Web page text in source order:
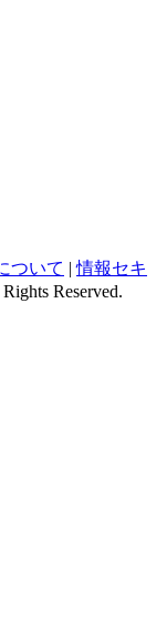
ついて | 情報セキ
Reserved.